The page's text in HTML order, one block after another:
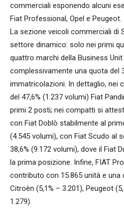
commerciali esponendo alcuni
Fiat Professional, Opel e Peugeot.
La sezione veicoli commerciali di
settore dinamico: solo nei primi
quattro marchi della Business
complessivamente una quota del
immatricolazioni. In dettaglio, nei
del 47,6% (1.237 volumi) Fiat
primi 2 posti; nei compatti si
con Fiat Doblò stabilmente al
(4.545 volumi), con Fiat Scudo al
38,6% (9.172 volumi), dove il Fiat
la prima posizione. Infine, FIAT
contributo con 15.865 unità e una
Citroèn (5,1% – 3.201), Peugeot
1.279).